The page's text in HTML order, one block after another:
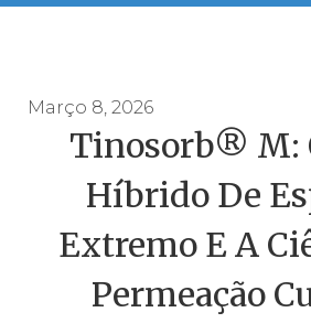
Março 8, 2026
Tinosorb® M:
Híbrido De
Extremo E A
Permeação